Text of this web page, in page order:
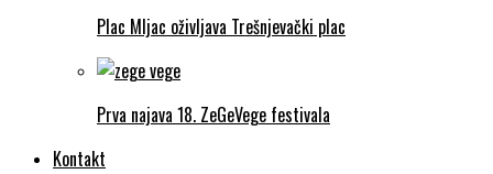
Plac Mljac oživljava Trešnjevački plac
Prva najava 18. ZeGeVege festivala
Kontakt